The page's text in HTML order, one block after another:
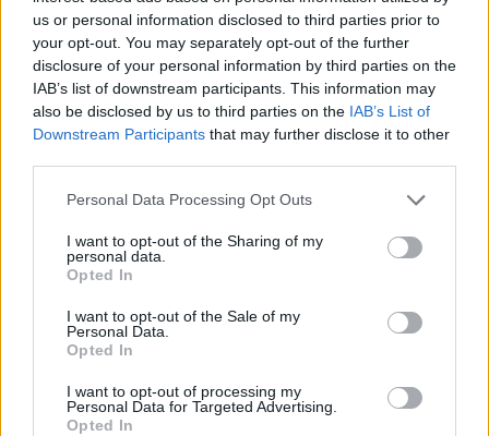
us or personal information disclosed to third parties prior to
your opt-out. You may separately opt-out of the further
disclosure of your personal information by third parties on the
IAB’s list of downstream participants. This information may
also be disclosed by us to third parties on the IAB’s List of
Downstream Participants that may further disclose it to other
Personal Data Processing Opt Outs
I want to opt-out of the Sharing of my
personal data.
Opted In
I want to opt-out of the Sale of my
Personal Data.
Opted In
I want to opt-out of processing my
Personal Data for Targeted Advertising.
Opted In
Az autók nélküli kiskereskedelmi forgalom 0,1%-kal, a várt
ütemben bővült, az üzemanyag értékesítések 2,6%-kal
estek, az autók és üzemanyag nélküli értékesítési volumen
0,4%-kal emelkedett, az alap kiskereskedelmi folyamatokat
megragadó mutató (autók, üzemanyagok, építőanyagok és
élelmiszer szolgáltatások nélkül) 0,2%-kal, a várt ütemben
emelkedett. Az adatok idején...
KEDVES OLVASÓNK!
A keresett cikk a portfolio.hu hírarchívumához
regisztrációhoz kötött.
Portfolio.hu teljes cikkarchívum
Kötéslisták: BÉT elmúlt 2 év napon belüli